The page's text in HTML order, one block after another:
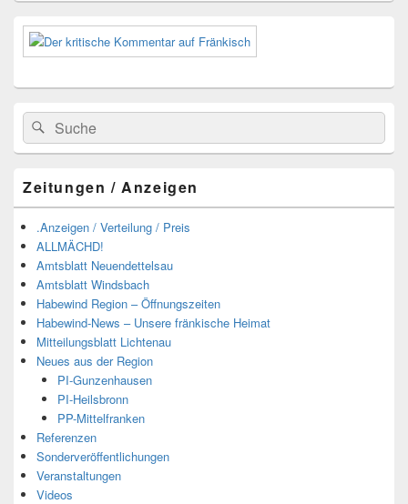
Suchen
nach:
Suchen
Zeitungen / Anzeigen
.Anzeigen / Verteilung / Preis
ALLMÄCHD!
Amtsblatt Neuendettelsau
Amtsblatt Windsbach
Habewind Region – Öffnungszeiten
Habewind-News – Unsere fränkische Heimat
Mitteilungsblatt Lichtenau
Neues aus der Region
PI-Gunzenhausen
PI-Heilsbronn
PP-Mittelfranken
Referenzen
Sonderveröffentlichungen
Veranstaltungen
Videos